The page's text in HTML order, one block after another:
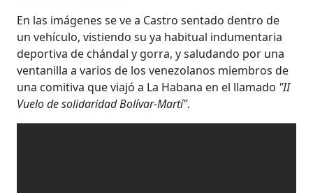
En las imágenes se ve a Castro sentado dentro de
un vehículo, vistiendo su ya habitual indumentaria
deportiva de chándal y gorra, y saludando por una
ventanilla a varios de los venezolanos miembros de
una comitiva que viajó a La Habana en el llamado "II
Vuelo de solidaridad Bolívar-Martí".